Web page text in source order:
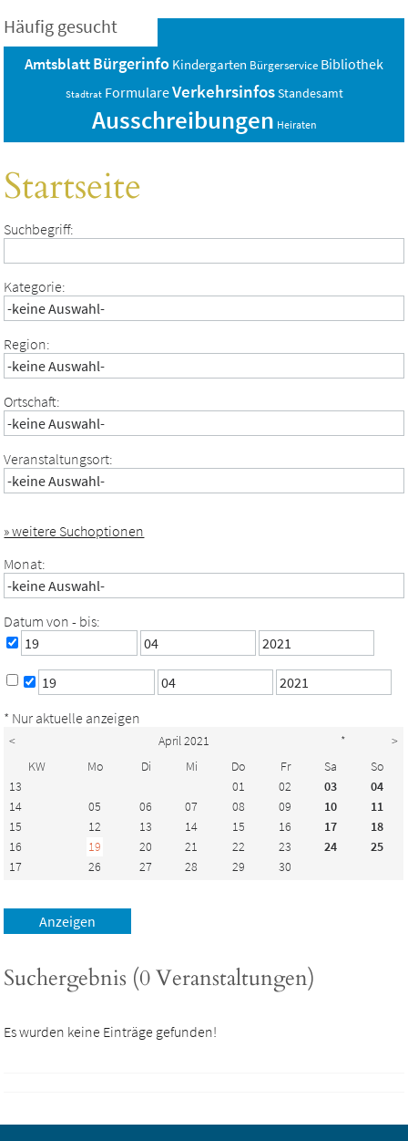
Häufig gesucht
AmtsblattBürgerinfo Kindergarten Bürgerservice Bibliothek
Stadtrat FormulareVerkehrsinfosStandesamt
Ausschreibungen Heiraten
Startseite
Suchbegriff:
Kategorie:
Region:
Ortschaft:
Veranstaltungsort:
» weitere Suchoptionen
Monat:
Datum von - bis:
* Nur aktuelle anzeigen
< April 2021 *
>
KW
Mo Di Mi Do Fr Sa
So
13
01 02 03
04
14
05 06 07 08 09 10
11
15
12 13 14 15 16 17
18
16
19 20 21 22 23 24
25
17
26 27 28 29 30
Suchergebnis (0 Veranstaltungen)
Es wurden keine Einträge gefunden!